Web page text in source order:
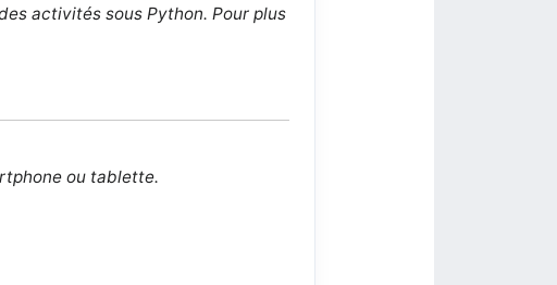
activités sous Python. Pour plus
ou tablette.